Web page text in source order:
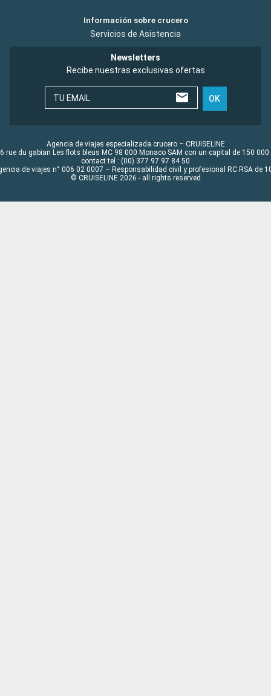
Información sobre crucero
Servicios de Asistencia
Newsletters
Recibe nuestras exclusivas ofertas
TU EMAIL OK
Agencia de viajes especializada crucero – CRUISELINE
rue du gabian Les flots bleus MC 98 000 Monaco SAM con un capital de 150 000
contact tel : (00) 377 97 97 84 50
de viajes n° 006 02 0007 – Responsabilidad civil y profesional RC RSA de
© CRUISELINE 2026 - all rights reserved